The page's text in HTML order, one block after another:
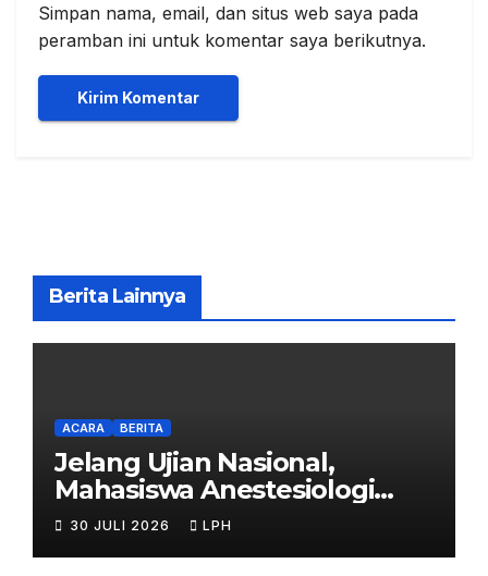
Simpan nama, email, dan situs web saya pada
peramban ini untuk komentar saya berikutnya.
Berita Lainnya
ACARA BERITA
Jelang Ujian Nasional,
Mahasiswa Anestesiologi
UHB Jalani Simulasi
30 JULI 2026 LPH